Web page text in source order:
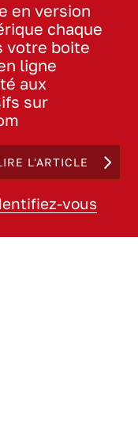
en version
chaque
votre boite
ligne
aux
sur
L'ARTICLE
vous